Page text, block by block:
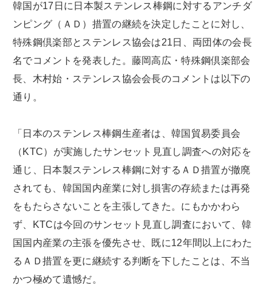
韓国が17日に日本製ステンレス棒鋼に対するアンチダ
ンピング（ＡＤ）措置の継続を決定したことに対し、
特殊鋼倶楽部とステンレス協会は21日、両団体の会長
名でコメントを発表した。藤岡高広・特殊鋼倶楽部会
長、木村始・ステンレス協会会長のコメントは以下の
通り。
「日本のステンレス棒鋼生産者は、韓国貿易委員会
（KTC）が実施したサンセット見直し調査への対応を
通じ、日本製ステンレス棒鋼に対するＡＤ措置が撤廃
されても、韓国国内産業に対し損害の存続または再発
をもたらさないことを主張してきた。にもかかわら
ず、KTCは今回のサンセット見直し調査において、韓
国国内産業の主張を優先させ、既に12年間以上にわた
るＡＤ措置を更に継続する判断を下したことは、不当
かつ極めて遺憾だ。